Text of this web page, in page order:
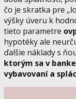
čo je skratka pre
výšky úveru k
tieto parametre
hypotéky ale
ďalšie náklady s
ktorým sa v
vybavovaní a